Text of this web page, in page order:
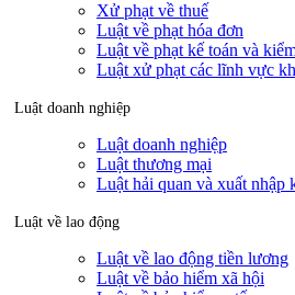
Xử phạt về thuế
Luật về phạt hóa đơn
Luật về phạt kế toán và
Luật xử phạt các lĩnh vực
Luật doanh nghiệp
Luật doanh nghiệp
Luật thương mại
Luật hải quan và xuất nhập
Luật về lao động
Luật về lao động tiền lương
Luật về bảo hiểm xã hội